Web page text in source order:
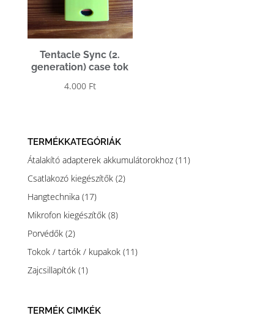
Tentacle Sync (2.
generation) case tok
4.000 Ft
TERMÉKKATEGÓRIÁK
Átalakító adapterek akkumulátorokhoz (11)
Csatlakozó kiegészítők (2)
Hangtechnika (17)
Mikrofon kiegészítők (8)
Porvédők (2)
Tokok / tartók / kupakok (11)
Zajcsillapítók (1)
TERMÉK CIMKÉK